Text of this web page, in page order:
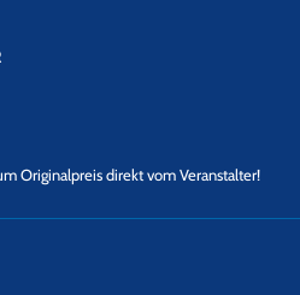
Originalpreis direkt vom Veranstalter!